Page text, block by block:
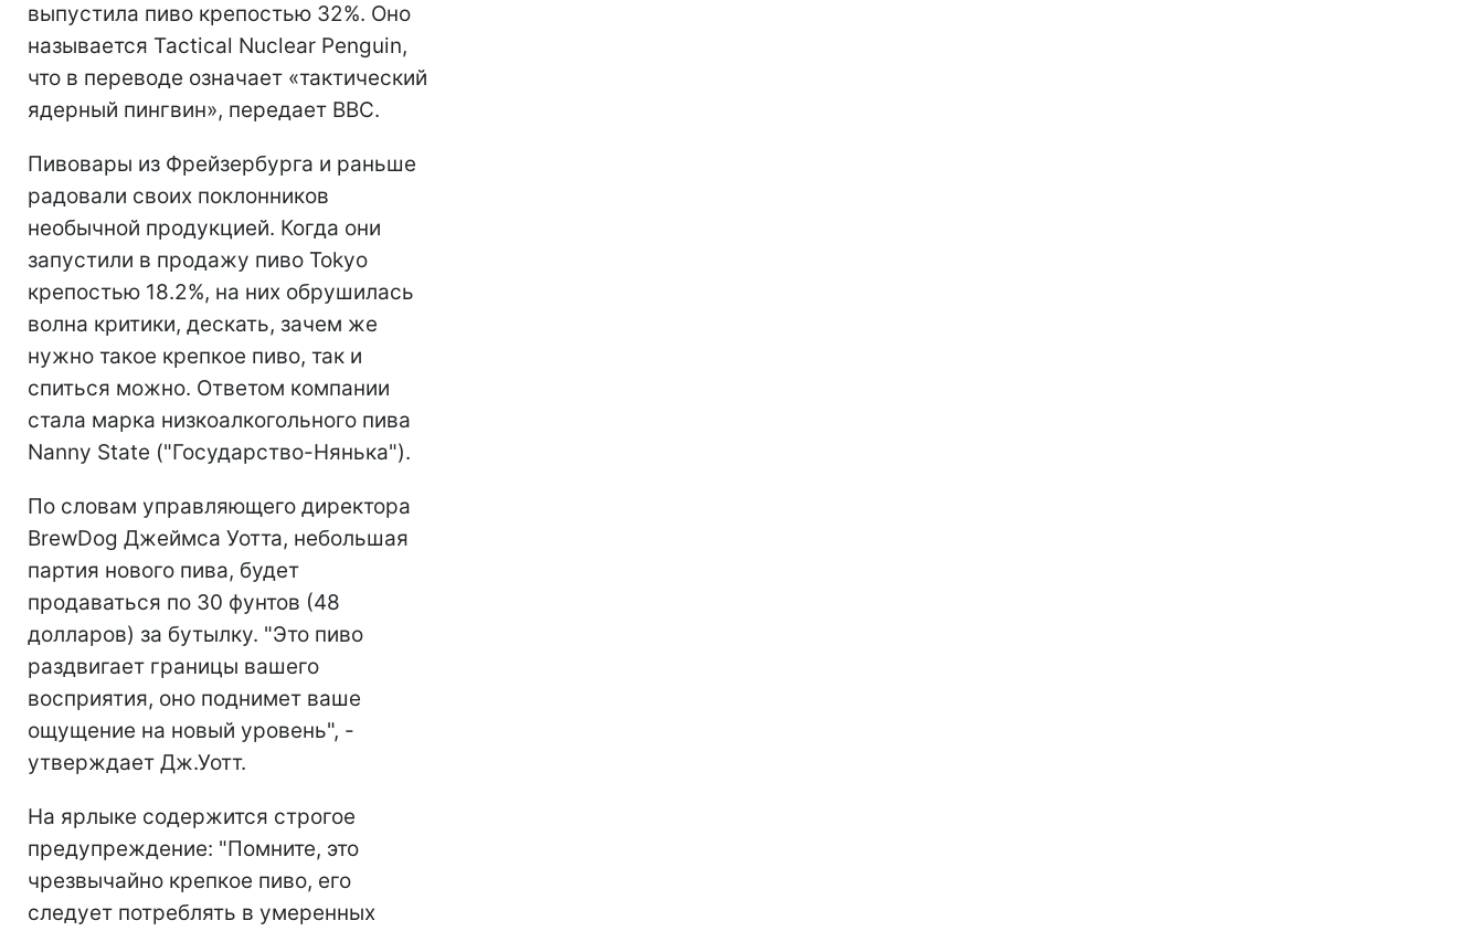
выпустила пиво крепостью 32%. Оно
называется Tactical Nuclear Penguin,
что в переводе означает «тактический
ядерный пингвин», передает ВВС.
Пивовары из Фрейзербурга и раньше
радовали своих поклонников
необычной продукцией. Когда они
запустили в продажу пиво Tokyo
крепостью 18.2%, на них обрушилась
волна критики, дескать, зачем же
нужно такое крепкое пиво, так и
спиться можно. Ответом компании
стала марка низкоалкогольного пива
Nanny State ("Государство-Нянька").
По словам управляющего директора
BrewDog Джеймса Уотта, небольшая
партия нового пива, будет
продаваться по 30 фунтов (48
долларов) за бутылку. "Это пиво
раздвигает границы вашего
восприятия, оно поднимет ваше
ощущение на новый уровень", -
утверждает Дж.Уотт.
На ярлыке содержится строгое
предупреждение: "Помните, это
чрезвычайно крепкое пиво, его
следует потреблять в умеренных